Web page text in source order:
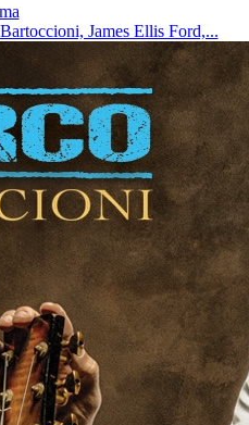
James Ellis Ford,...